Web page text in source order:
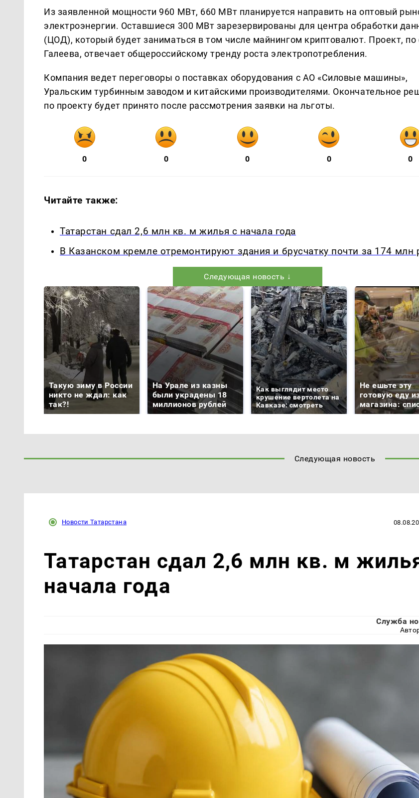
Из заявленной мощности 960 МВт, 660 МВт планируется направить на оптовый
электроэнергии. Оставшиеся 300 МВт зарезервированы для центра обработки
(ЦОД), который будет заниматься в том числе майнингом криптовалют. Проект, по
Галеева, отвечает общероссийскому тренду роста электропотребления.
Компания ведет переговоры о поставках оборудования с АО «Силовые машины»,
Уральским турбинным заводом и китайскими производителями. Окончательное
по проекту будет принято после рассмотрения заявки на льготы.
0 0 0 0 0
Читайте также:
Татарстан сдал 2,6 млн кв. м жилья с начала года
В Казанском кремле отремонтируют здания и брусчатку почти за 174 млн
Следующая новость ↓
Такую зиму в России
никто не ждал: как
так?!
На Урале из казны
были украдены 18
миллионов рублей
Как выглядит место
крушение вертолета на
Кавказе: смотреть
Не ешьте эту
готовую еду
магазина:
Следующая новость
Новости Татарстана
Татарстан сдал 2,6 млн кв. м
начала года
Служба